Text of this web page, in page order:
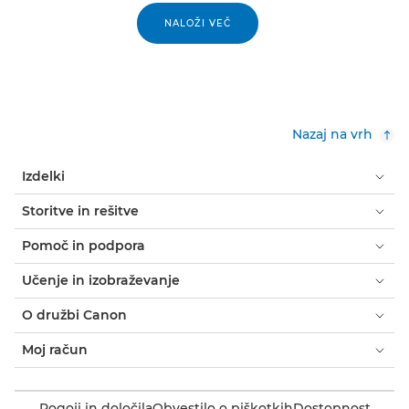
NALOŽI VEČ
Nazaj na vrh
Izdelki
Storitve in rešitve
Pomoč in podpora
Učenje in izobraževanje
O družbi Canon
Moj račun